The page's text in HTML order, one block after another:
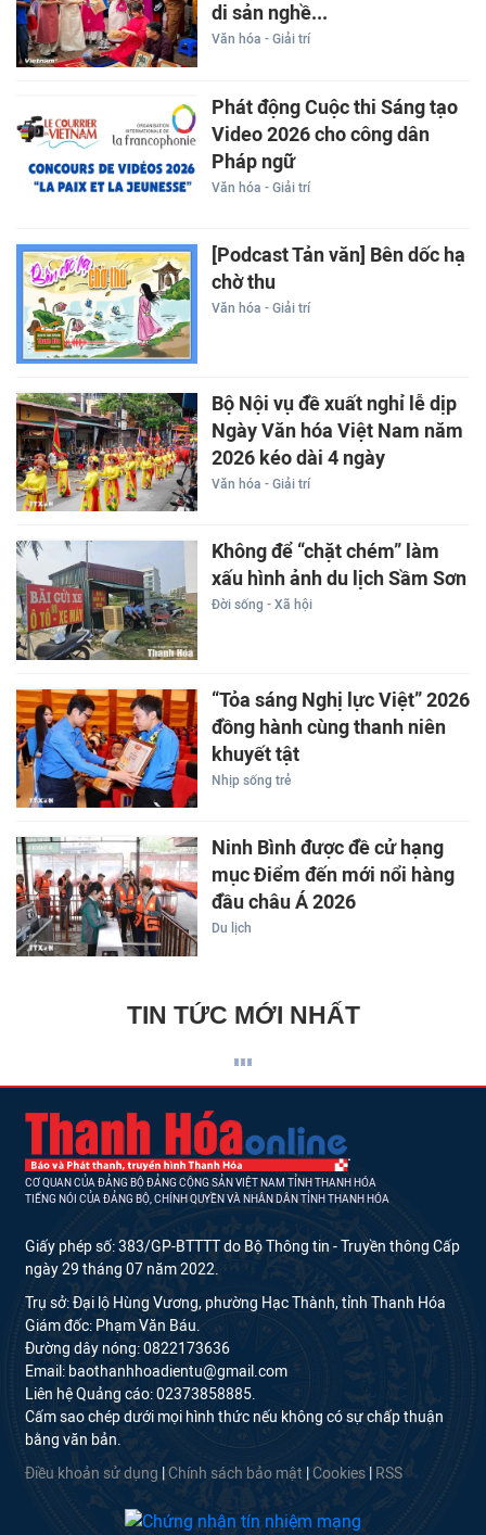
di sản nghề...
Văn hóa - Giải trí
Phát động Cuộc thi Sáng tạo
Video 2026 cho công dân
Pháp ngữ
Văn hóa - Giải trí
[Podcast Tản văn] Bên dốc hạ
chờ thu
Văn hóa - Giải trí
Bộ Nội vụ đề xuất nghỉ lễ dịp
Ngày Văn hóa Việt Nam năm
2026 kéo dài 4 ngày
Văn hóa - Giải trí
Không để “chặt chém” làm
xấu hình ảnh du lịch Sầm Sơn
Đời sống - Xã hội
“Tỏa sáng Nghị lực Việt” 2026
đồng hành cùng thanh niên
khuyết tật
Nhịp sống trẻ
Ninh Bình được đề cử hạng
mục Điểm đến mới nổi hàng
đầu châu Á 2026
Du lịch
TIN TỨC MỚI NHẤT
CƠ QUAN CỦA ĐẢNG BỘ ĐẢNG CỘNG SẢN VIỆT NAM TỈNH THANH HÓA
TIẾNG NÓI CỦA ĐẢNG BỘ, CHÍNH QUYỀN VÀ NHÂN DÂN TỈNH THANH HÓA
Giấy phép số: 383/GP-BTTTT do Bộ Thông tin - Truyền thông Cấp
ngày 29 tháng 07 năm 2022.
Trụ sở: Đại lộ Hùng Vương, phường Hạc Thành, tỉnh Thanh Hóa
Giám đốc: Phạm Văn Báu.
Đường dây nóng: 0822173636
Email: baothanhhoadientu@gmail.com
Liên hệ Quảng cáo: 02373858885.
Cấm sao chép dưới mọi hình thức nếu không có sự chấp thuận
bằng văn bản.
Điều khoản sử dụng Chính sách bảo mật Cookies RSS